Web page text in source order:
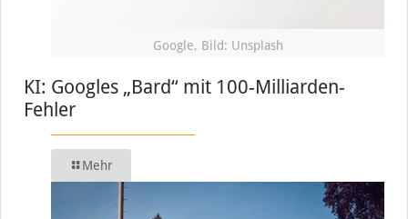
Google, Bild: Unsplash
KI: Googles „Bard“ mit 100-Milliarden-
Fehler
Mehr